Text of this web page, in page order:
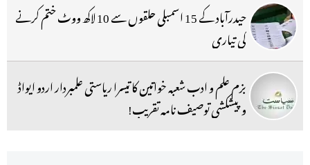
حیدرآباد کے 15 اسمبلی حلقوں سے 10 لاکھ ووٹ ختم کرنے
کی تیاری
بزم علم و ادب شعبہ خواتین کا تیسرا ریاستی علمبردار اردو ایواڈ
و پیشکشی توصیف نامہ تقریب!